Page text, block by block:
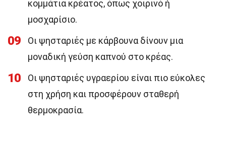
κομμάτια κρέατος, όπως χοιρινό ή
μοσχαρίσιο.
09
Οι ψησταριές με κάρβουνα δίνουν μια
μοναδική γεύση καπνού στο κρέας.
10
Οι ψησταριές υγραερίου είναι πιο εύκολες
στη χρήση και προσφέρουν σταθερή
θερμοκρασία.